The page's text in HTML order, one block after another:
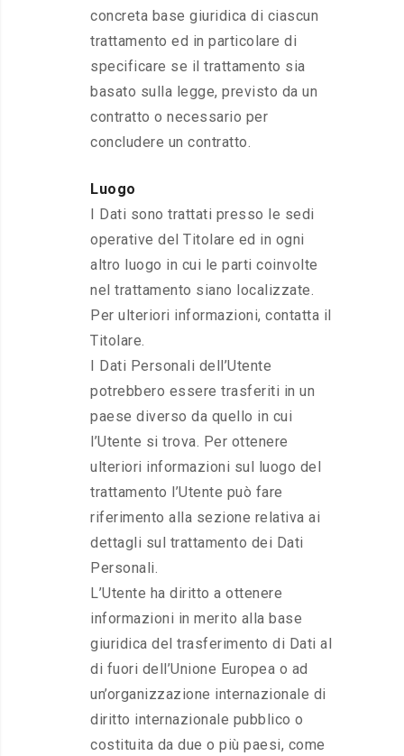
concreta base giuridica di ciascun
trattamento ed in particolare di
specificare se il trattamento sia
basato sulla legge, previsto da un
contratto o necessario per
concludere un contratto.
Luogo
I Dati sono trattati presso le sedi
operative del Titolare ed in ogni
altro luogo in cui le parti coinvolte
nel trattamento siano localizzate.
Per ulteriori informazioni, contatta il
Titolare.
I Dati Personali dell’Utente
potrebbero essere trasferiti in un
paese diverso da quello in cui
l’Utente si trova. Per ottenere
ulteriori informazioni sul luogo del
trattamento l’Utente può fare
riferimento alla sezione relativa ai
dettagli sul trattamento dei Dati
Personali.
L’Utente ha diritto a ottenere
informazioni in merito alla base
giuridica del trasferimento di Dati al
di fuori dell’Unione Europea o ad
un’organizzazione internazionale di
diritto internazionale pubblico o
costituita da due o più paesi, come